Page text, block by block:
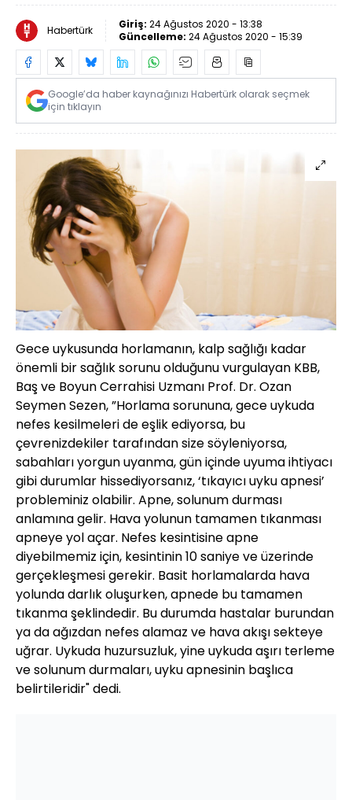
Habertürk Giriş: 24 Ağustos 2020 - 13:38
Güncelleme: 24 Ağustos 2020 - 15:39
Google’da haber kaynağınızı Habertürk olarak seçmek
için tıklayın
Gece uykusunda horlamanın, kalp sağlığı kadar
önemli bir sağlık sorunu olduğunu vurgulayan KBB,
Baş ve Boyun Cerrahisi Uzmanı Prof. Dr. Ozan
Seymen Sezen, ”Horlama sorununa, gece uykuda
nefes kesilmeleri de eşlik ediyorsa, bu
çevrenizdekiler tarafından size söyleniyorsa,
sabahları yorgun uyanma, gün içinde uyuma ihtiyacı
gibi durumlar hissediyorsanız, ‘tıkayıcı uyku apnesi’
probleminiz olabilir. Apne, solunum durması
anlamına gelir. Hava yolunun tamamen tıkanması
apneye yol açar. Nefes kesintisine apne
diyebilmemiz için, kesintinin 10 saniye ve üzerinde
gerçekleşmesi gerekir. Basit horlamalarda hava
yolunda darlık oluşurken, apnede bu tamamen
tıkanma şeklindedir. Bu durumda hastalar burundan
ya da ağızdan nefes alamaz ve hava akışı sekteye
uğrar. Uykuda huzursuzluk, yine uykuda aşırı terleme
ve solunum durmaları, uyku apnesinin başlıca
belirtileridir" dedi.